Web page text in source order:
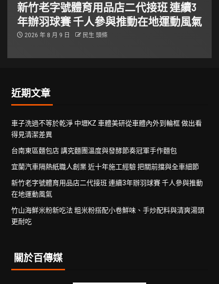
新竹老字號體育用品店二代接班 連續3
年辦羽球賽 千人參與推動在地運動風氣
2026 年 8 月 9 日 民生 頭條
近期文章
車子洗過不等於乾淨 中壢KZ 車體美研從車體內外到輪框 做出看
得見清潔差異
台南東區麵包店 講究麵團溫度與發酵節奏冠軍手作麵包
宜蘭汽車隔熱紙職人創業 近十年施工經驗 把關前擋與全車細節
新竹老字號體育用品店二代接班 連續3年辦羽球賽 千人參與推動
在地運動風氣
竹山海鮮米粉新吃法 粗米粉搭配小卷鮮味、手炒配料與清爽湯頭
更耐吃
關於百傳媒